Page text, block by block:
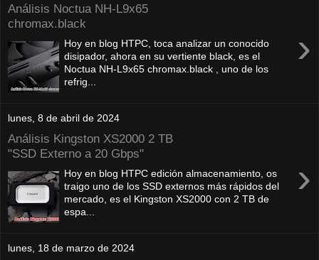
Análisis Noctua NH-L9x65
chromax.black
›
Hoy en blog HTPC, toca analizar un conocido
disipador, ahora en su vertiente black, es el
Noctua NH-L9x65 chromax.black , uno de los
refrig...
lunes, 8 de abril de 2024
Análisis Kingston XS2000 2 TB
"SSD Externo a 20 Gbps"
›
Hoy en blog HTPC edición almacenamiento, os
traigo uno de los SSD externos más rápidos del
mercado, es el Kingston XS2000 con 2 TB de
espa...
lunes, 18 de marzo de 2024